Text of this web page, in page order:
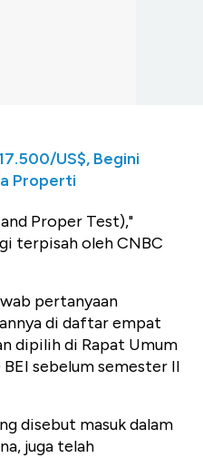
US$, Begini
Properti
Proper Test),"
terpisah oleh CNBC
pertanyaan
di daftar empat
dipilih di Rapat Umum
BEI sebelum semester II
disebut masuk dalam
juga telah